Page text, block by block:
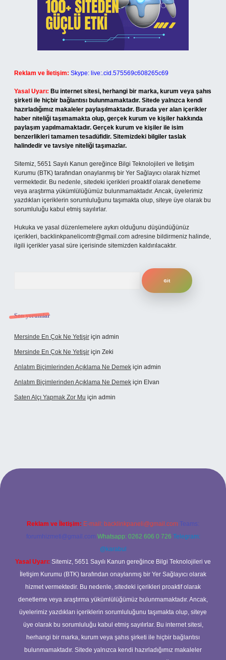
Reklam ve İletişim: Skype: live:.cid.575569c608265c69
Yasal Uyarı: Bu internet sitesi, herhangi bir marka, kurum veya şahıs
şirketi ile hiçbir bağlantısı bulunmamaktadır. Sitede yalnızca kendi
hazırladığımız makaleler paylaşılmaktadır. Burada yer alan içerikler
haber niteliği taşımamakta olup, gerçek kurum ve kişiler hakkında
paylaşım yapılmamaktadır. Gerçek kurum ve kişiler ile isim
benzerlikleri tamamen tesadüfidir. Sitemizdeki bilgiler taslak
halindedir ve tavsiye niteliği taşımazlar.
Sitemiz, 5651 Sayılı Kanun gereğince Bilgi Teknolojileri ve İletişim
Kurumu (BTK) tarafından onaylanmış bir Yer Sağlayıcı olarak hizmet
vermektedir. Bu nedenle, sitedeki içerikleri proaktif olarak denetleme
veya araştırma yükümlülüğümüz bulunmamaktadır. Ancak, üyelerimiz
yazdıkları içeriklerin sorumluluğunu taşımakta olup, siteye üye olarak bu
sorumluluğu kabul etmiş sayılırlar.
Hukuka ve yasal düzenlemelere aykırı olduğunu düşündüğünüz
içerikleri, backlinkpanelicomtr@gmail.com adresine bildirmeniz halinde,
ilgili içerikler yasal süre içerisinde sitemizden kaldırılacaktır.
Son yorumlar
Mersinde En Çok Ne Yetişir için admin
Mersinde En Çok Ne Yetişir için Zeki
Anlatım Biçimlerinden Açıklama Ne Demek için admin
Anlatım Biçimlerinden Açıklama Ne Demek için Elvan
Saten Alçı Yapmak Zor Mu için admin
Reklam ve İletişim: E-mail: backlinkpaneli@gmail.com Teams:
forumhizmeti@gmail.com Whatsapp: 0262 606 0 726 Telegram:
@karabul
Yasal Uyarı: Sitemiz, 5651 Sayılı Kanun gereğince Bilgi Teknolojileri ve
İletişim Kurumu (BTK) tarafından onaylanmış bir Yer Sağlayıcı olarak
hizmet vermektedir. Bu nedenle, sitedeki içerikleri proaktif olarak
denetleme veya araştırma yükümlülüğümüz bulunmamaktadır. Ancak,
üyelerimiz yazdıkları içeriklerin sorumluluğunu taşımakta olup, siteye
üye olarak bu sorumluluğu kabul etmiş sayılırlar. Bu internet sitesi,
herhangi bir marka, kurum veya şahıs şirketi ile hiçbir bağlantısı
bulunmamaktadır. Sitede yalnızca kendi hazırladığımız makaleler